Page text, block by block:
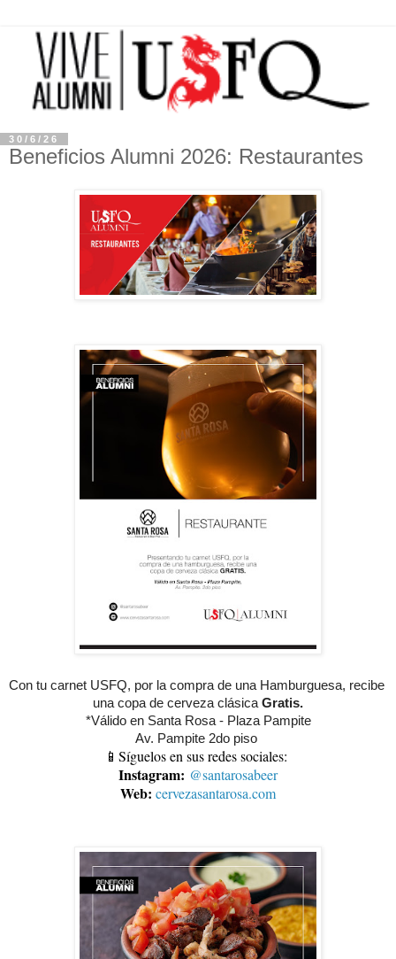
30/6/26
Beneficios Alumni 2026: Restaurantes
Con tu carnet USFQ, por la compra de una Hamburguesa, recibe
una copa de cerveza clásica Gratis.
*Válido en Santa Rosa - Plaza Pampite
Av. Pampite 2do piso
📱Síguelos en sus redes sociales:
Instagram: @santarosabeer
Web: cervezasantarosa.com